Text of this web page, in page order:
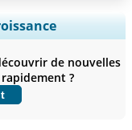
de segmentos,
e insights sobre o
de nouvelles
?